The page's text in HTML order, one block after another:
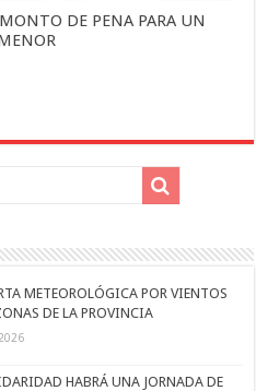
DE PENA PARA UN
METEOROLÓGICA POR VIENTOS
DE LA PROVINCIA
HABRÁ UNA JORNADA DE